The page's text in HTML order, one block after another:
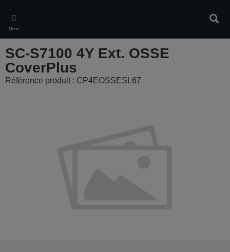
main
content
Menu
SC-S7100 4Y Ext. OSSE
CoverPlus
Référence produit : CP4EOSSESL67